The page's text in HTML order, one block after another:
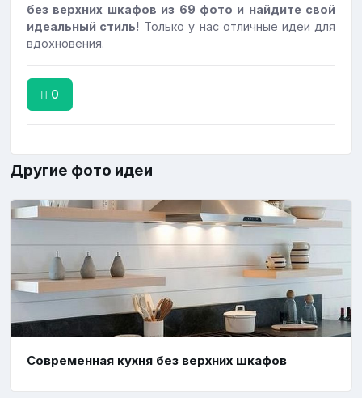
без верхних шкафов из 69 фото и найдите свой
идеальный стиль! Только у нас отличные идеи для
вдохновения.
0
Другие фото идеи
Современная кухня без верхних шкафов